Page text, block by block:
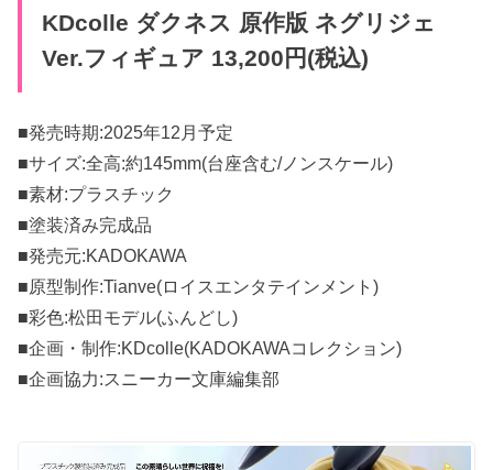
KDcolle ダクネス 原作版 ネグリジェ
Ver.フィギュア 13,200円(税込)
■発売時期:2025年12月予定
■サイズ:全高:約145mm(台座含む/ノンスケール)
■素材:プラスチック
■塗装済み完成品
■発売元:KADOKAWA
■原型制作:Tianve(ロイスエンタテインメント)
■彩色:松田モデル(ふんどし)
■企画・制作:KDcolle(KADOKAWAコレクション)
■企画協力:スニーカー文庫編集部